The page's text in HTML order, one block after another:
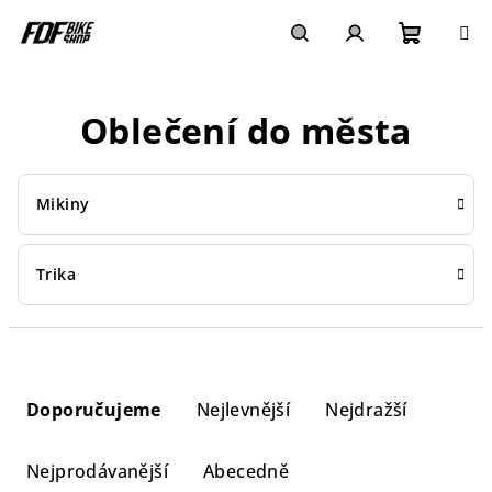
košík
Oblečení do města
Mikiny
Trika
Doporučujeme Nejlevnější Nejdražší
Nejprodávanější Abecedně